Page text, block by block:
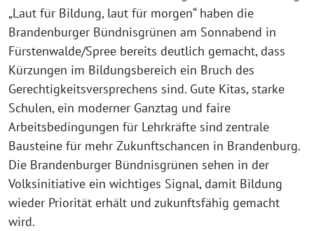
„Laut für Bildung, laut für morgen“ haben die
Brandenburger Bündnisgrünen am Sonnabend in
Fürstenwalde/Spree bereits deutlich gemacht, dass
Kürzungen im Bildungsbereich ein Bruch des
Gerechtigkeitsversprechens sind. Gute Kitas, starke
Schulen, ein moderner Ganztag und faire
Arbeitsbedingungen für Lehrkräfte sind zentrale
Bausteine für mehr Zukunftschancen in Brandenburg.
Die Brandenburger Bündnisgrünen sehen in der
Volksinitiative ein wichtiges Signal, damit Bildung
wieder Priorität erhält und zukunftsfähig gemacht
wird.